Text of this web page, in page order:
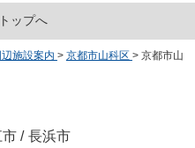
ップへ
辺施設案内 > 京都市山科区 > 京都市山
市 / 長浜市